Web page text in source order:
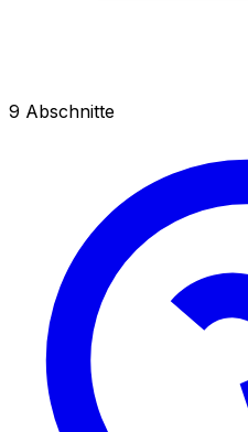
9 Abschnitte